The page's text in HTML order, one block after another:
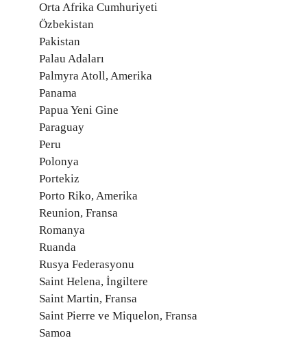
Orta Afrika Cumhuriyeti
Özbekistan
Pakistan
Palau Adaları
Palmyra Atoll, Amerika
Panama
Papua Yeni Gine
Paraguay
Peru
Polonya
Portekiz
Porto Riko, Amerika
Reunion, Fransa
Romanya
Ruanda
Rusya Federasyonu
Saint Helena, İngiltere
Saint Martin, Fransa
Saint Pierre ve Miquelon, Fransa
Samoa